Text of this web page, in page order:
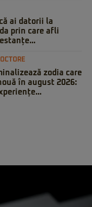
ai datorii la
prin care afli
zodia care
în august 2026: